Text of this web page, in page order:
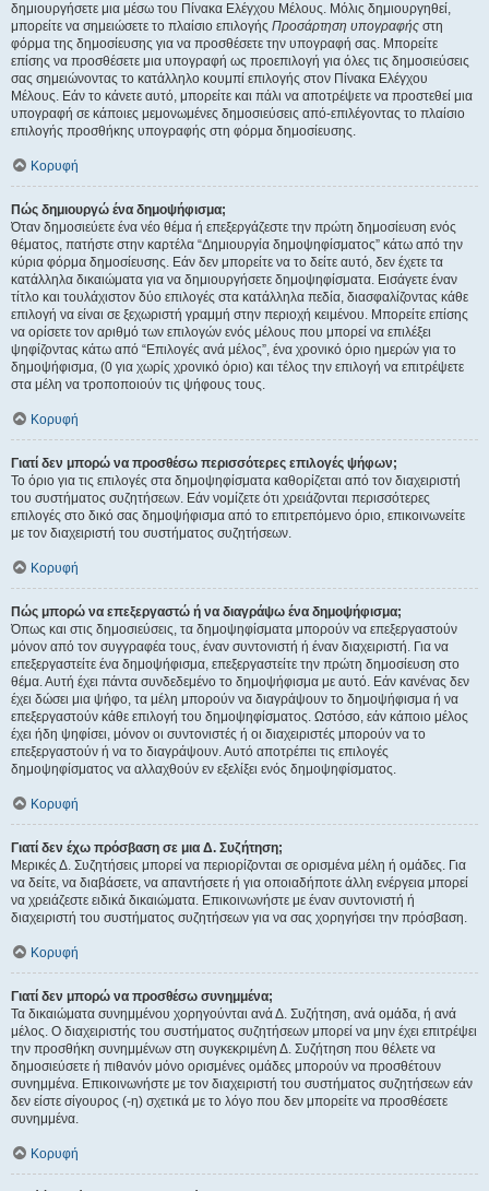
δημιουργήσετε μια μέσω του Πίνακα Ελέγχου Μέλους. Μόλις δημιουργηθεί,
μπορείτε να σημειώσετε το πλαίσιο επιλογής Προσάρτηση υπογραφής στη
φόρμα της δημοσίευσης για να προσθέσετε την υπογραφή σας. Μπορείτε
επίσης να προσθέσετε μια υπογραφή ως προεπιλογή για όλες τις δημοσιεύσεις
σας σημειώνοντας το κατάλληλο κουμπί επιλογής στον Πίνακα Ελέγχου
Μέλους. Εάν το κάνετε αυτό, μπορείτε και πάλι να αποτρέψετε να προστεθεί μια
υπογραφή σε κάποιες μεμονωμένες δημοσιεύσεις από-επιλέγοντας το πλαίσιο
επιλογής προσθήκης υπογραφής στη φόρμα δημοσίευσης.
Κορυφή
Πώς δημιουργώ ένα δημοψήφισμα;
Όταν δημοσιεύετε ένα νέο θέμα ή επεξεργάζεστε την πρώτη δημοσίευση ενός
θέματος, πατήστε στην καρτέλα “Δημιουργία δημοψηφίσματος” κάτω από την
κύρια φόρμα δημοσίευσης. Εάν δεν μπορείτε να το δείτε αυτό, δεν έχετε τα
κατάλληλα δικαιώματα για να δημιουργήσετε δημοψηφίσματα. Εισάγετε έναν
τίτλο και τουλάχιστον δύο επιλογές στα κατάλληλα πεδία, διασφαλίζοντας κάθε
επιλογή να είναι σε ξεχωριστή γραμμή στην περιοχή κειμένου. Μπορείτε επίσης
να ορίσετε τον αριθμό των επιλογών ενός μέλους που μπορεί να επιλέξει
ψηφίζοντας κάτω από “Επιλογές ανά μέλος”, ένα χρονικό όριο ημερών για το
δημοψήφισμα, (0 για χωρίς χρονικό όριο) και τέλος την επιλογή να επιτρέψετε
στα μέλη να τροποποιούν τις ψήφους τους.
Κορυφή
Γιατί δεν μπορώ να προσθέσω περισσότερες επιλογές ψήφων;
Το όριο για τις επιλογές στα δημοψηφίσματα καθορίζεται από τον διαχειριστή
του συστήματος συζητήσεων. Εάν νομίζετε ότι χρειάζονται περισσότερες
επιλογές στο δικό σας δημοψήφισμα από το επιτρεπόμενο όριο, επικοινωνείτε
με τον διαχειριστή του συστήματος συζητήσεων.
Κορυφή
Πώς μπορώ να επεξεργαστώ ή να διαγράψω ένα δημοψήφισμα;
Όπως και στις δημοσιεύσεις, τα δημοψηφίσματα μπορούν να επεξεργαστούν
μόνον από τον συγγραφέα τους, έναν συντονιστή ή έναν διαχειριστή. Για να
επεξεργαστείτε ένα δημοψήφισμα, επεξεργαστείτε την πρώτη δημοσίευση στο
θέμα. Αυτή έχει πάντα συνδεδεμένο το δημοψήφισμα με αυτό. Εάν κανένας δεν
έχει δώσει μια ψήφο, τα μέλη μπορούν να διαγράψουν το δημοψήφισμα ή να
επεξεργαστούν κάθε επιλογή του δημοψηφίσματος. Ωστόσο, εάν κάποιο μέλος
έχει ήδη ψηφίσει, μόνον οι συντονιστές ή οι διαχειριστές μπορούν να το
επεξεργαστούν ή να το διαγράψουν. Αυτό αποτρέπει τις επιλογές
δημοψηφίσματος να αλλαχθούν εν εξελίξει ενός δημοψηφίσματος.
Κορυφή
Γιατί δεν έχω πρόσβαση σε μια Δ. Συζήτηση;
Μερικές Δ. Συζητήσεις μπορεί να περιορίζονται σε ορισμένα μέλη ή ομάδες. Για
να δείτε, να διαβάσετε, να απαντήσετε ή για οποιαδήποτε άλλη ενέργεια μπορεί
να χρειάζεστε ειδικά δικαιώματα. Επικοινωνήστε με έναν συντονιστή ή
διαχειριστή του συστήματος συζητήσεων για να σας χορηγήσει την πρόσβαση.
Κορυφή
Γιατί δεν μπορώ να προσθέσω συνημμένα;
Τα δικαιώματα συνημμένου χορηγούνται ανά Δ. Συζήτηση, ανά ομάδα, ή ανά
μέλος. Ο διαχειριστής του συστήματος συζητήσεων μπορεί να μην έχει επιτρέψει
την προσθήκη συνημμένων στη συγκεκριμένη Δ. Συζήτηση που θέλετε να
δημοσιεύσετε ή πιθανόν μόνο ορισμένες ομάδες μπορούν να προσθέτουν
συνημμένα. Επικοινωνήστε με τον διαχειριστή του συστήματος συζητήσεων εάν
δεν είστε σίγουρος (-η) σχετικά με το λόγο που δεν μπορείτε να προσθέσετε
συνημμένα.
Κορυφή